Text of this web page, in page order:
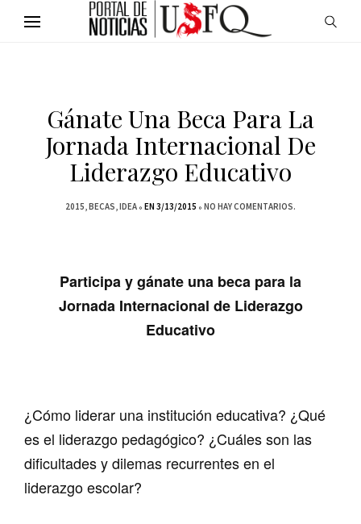
Gánate Una Beca Para La
Jornada Internacional De
Liderazgo Educativo
2015 BECAS IDEA EN 3/13/2015 NO HAY COMENTARIOS.
Participa y gánate una beca para la
Jornada Internacional de Liderazgo
Educativo
¿Cómo liderar una institución educativa? ¿Qué
es el liderazgo pedagógico? ¿Cuáles son las
dificultades y dilemas recurrentes en el
liderazgo escolar?